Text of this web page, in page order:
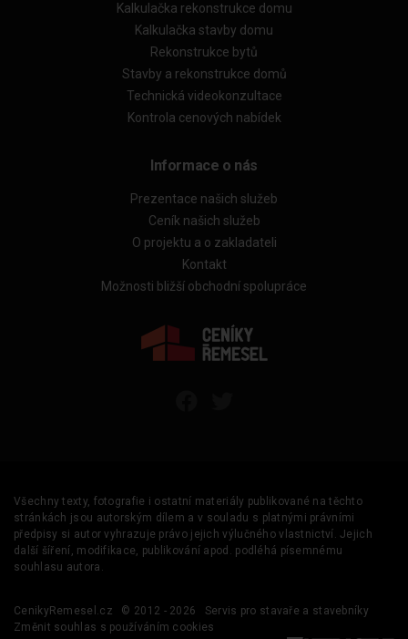
Kalkulačka rekonstrukce domu
Kalkulačka stavby domu
Rekonstrukce bytů
Stavby a rekonstrukce domů
Technická videokonzultace
Kontrola cenových nabídek
Informace o nás
Prezentace našich služeb
Ceník našich služeb
O projektu a o zakladateli
Kontakt
Možnosti bližší obchodní spolupráce
Všechny texty, fotografie i ostatní materiály publikované na těchto
stránkách jsou autorským dílem a v souladu s platnými právními
předpisy si autor vyhrazuje právo jejich výlučného vlastnictví. Jejich
další šíření, modifikace, publikování apod. podléhá písemnému
souhlasu autora.
CenikyRemesel.cz © 2012 - 2026
Servis pro stavaře a stavebníky
Změnit souhlas s používáním cookies